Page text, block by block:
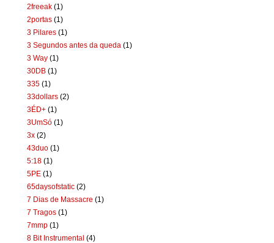
2freeak (1)
2portas (1)
3 Pilares (1)
3 Segundos antes da queda (1)
3 Way (1)
30DB (1)
335 (1)
33dollars (2)
3ÉD+ (1)
3UmSó (1)
3x (2)
43duo (1)
5:18 (1)
5PE (1)
65daysofstatic (2)
7 Dias de Massacre (1)
7 Tragos (1)
7mmp (1)
8 Bit Instrumental (4)